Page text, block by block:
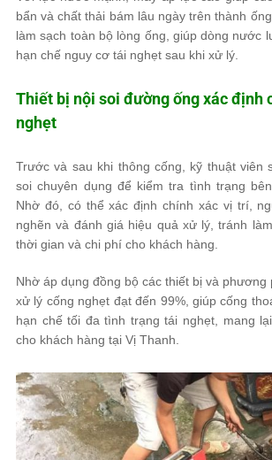
bẩn và chất thải bám lâu ngày trên thành
làm sạch toàn bộ lòng ống, giúp dòng nước
hạn chế nguy cơ tái nghẹt sau khi xử lý.
Thiết bị nội soi đường ống xác định
nghẹt
Trước và sau khi thông cống, kỹ thuật viên
soi chuyên dụng để kiểm tra tình trạng
Nhờ đó, có thể xác định chính xác vị trí,
nghẽn và đánh giá hiệu quả xử lý, tránh
thời gian và chi phí cho khách hàng.
Nhờ áp dụng đồng bộ các thiết bị và phương
xử lý cống nghẹt đạt đến 99%, giúp cống
hạn chế tối đa tình trạng tái nghẹt, mang
cho khách hàng tại Vị Thanh.